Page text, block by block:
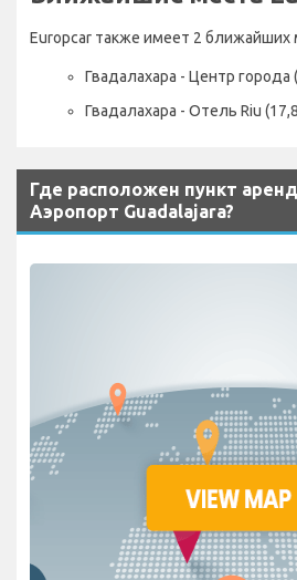
Europcar также имеет 2 ближайших
Гвадалахара - Центр города
Гвадалахара - Отель Riu
Где расположен пункт
Аэропорт Guadalajara?